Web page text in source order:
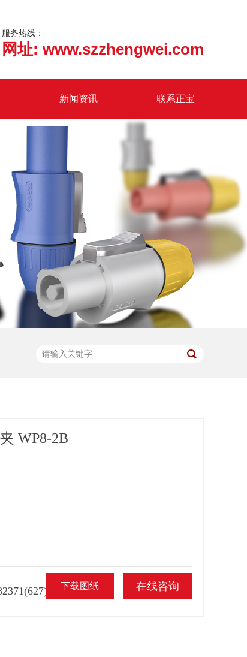
服务热线：
网址: www.szzhengwei.com
新闻资讯 联系正宝
WP8-2B
在线咨询
下载图纸